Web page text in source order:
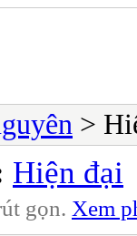
>
Hiện đại
gọn. Xem